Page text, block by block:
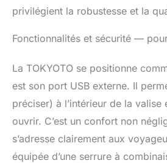
privilégient la robustesse et la
Fonctionnalités et sécurité —
La TOKYOTO se positionne
est son port USB externe. Il
préciser) à l’intérieur de la
ouvrir. C’est un confort non
s’adresse clairement aux
équipée d’une serrure à